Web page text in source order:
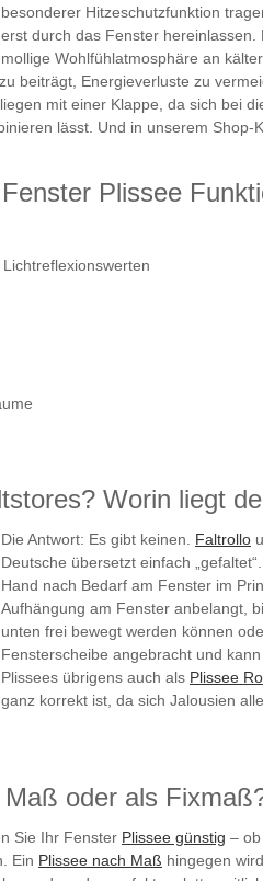
besonderer Hitzeschutzfunktion
erst durch das Fenster hereinlassen.
mollige Wohlfühlatmosphäre an
beiträgt, Energieverluste zu
mit einer Klappe, da sich bei
lässt. Und in unserem Shop-
Plissee
Worin liegt
Die Antwort: Es gibt keinen. Faltrollo
Deutsche übersetzt einfach
Hand nach Bedarf am Fenster im
Aufhängung am Fenster anbelangt,
unten frei bewegt werden können
Fensterscheibe angebracht und
Plissees übrigens auch als Plissee
ganz korrekt ist, da sich Jalousien
oder als
Sie Ihr Fenster Plissee günstig –
Ein Plissee nach Maß hingegen